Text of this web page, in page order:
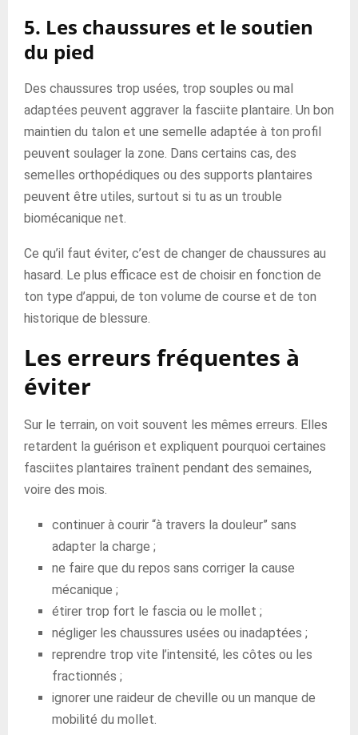
5. Les chaussures et le soutien
du pied
Des chaussures trop usées, trop souples ou mal
adaptées peuvent aggraver la fasciite plantaire. Un bon
maintien du talon et une semelle adaptée à ton profil
peuvent soulager la zone. Dans certains cas, des
semelles orthopédiques ou des supports plantaires
peuvent être utiles, surtout si tu as un trouble
biomécanique net.
Ce qu’il faut éviter, c’est de changer de chaussures au
hasard. Le plus efficace est de choisir en fonction de
ton type d’appui, de ton volume de course et de ton
historique de blessure.
Les erreurs fréquentes à
éviter
Sur le terrain, on voit souvent les mêmes erreurs. Elles
retardent la guérison et expliquent pourquoi certaines
fasciites plantaires traînent pendant des semaines,
voire des mois.
continuer à courir “à travers la douleur” sans
adapter la charge ;
ne faire que du repos sans corriger la cause
mécanique ;
étirer trop fort le fascia ou le mollet ;
négliger les chaussures usées ou inadaptées ;
reprendre trop vite l’intensité, les côtes ou les
fractionnés ;
ignorer une raideur de cheville ou un manque de
mobilité du mollet.